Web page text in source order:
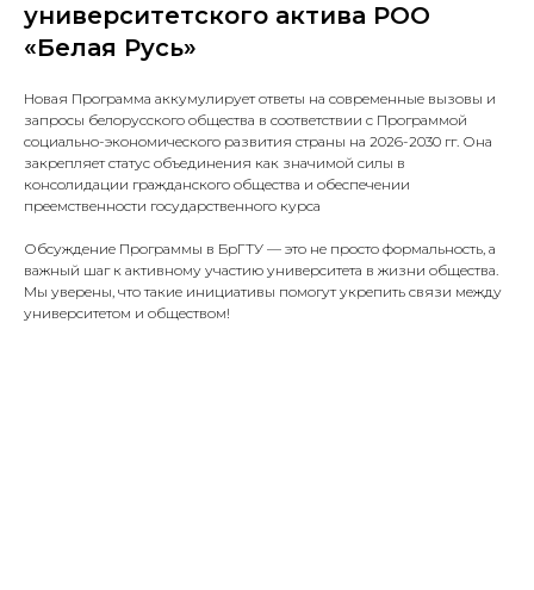
университетского актива РОО
«Белая Русь»
Новая Программа аккумулирует ответы на современные вызовы и
запросы белорусского общества в соответствии с Программой
социально-экономического развития страны на 2026-2030 гг. Она
закрепляет статус объединения как значимой силы в
консолидации гражданского общества и обеспечении
преемственности государственного курса
Обсуждение Программы в БрГТУ — это не просто формальность, а
важный шаг к активному участию университета в жизни общества.
Мы уверены, что такие инициативы помогут укрепить связи между
университетом и обществом!